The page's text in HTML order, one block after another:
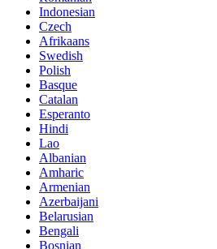
Indonesian
Czech
Afrikaans
Swedish
Polish
Basque
Catalan
Esperanto
Hindi
Lao
Albanian
Amharic
Armenian
Azerbaijani
Belarusian
Bengali
Bosnian